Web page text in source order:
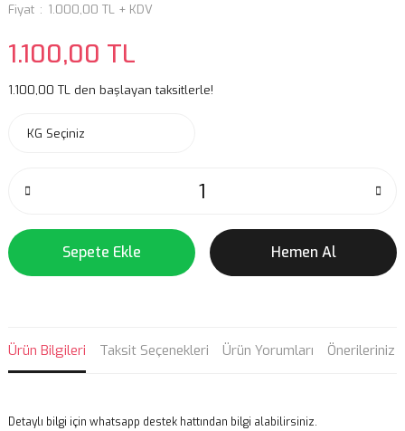
Fiyat
1.000,00 TL + KDV
1.100,00 TL
1.100,00 TL den başlayan taksitlerle!
Sepete Ekle Hemen Al
Ürün Bilgileri Taksit Seçenekleri Ürün Yorumları Önerileriniz
Detaylı bilgi için whatsapp destek hattından bilgi alabilirsiniz.